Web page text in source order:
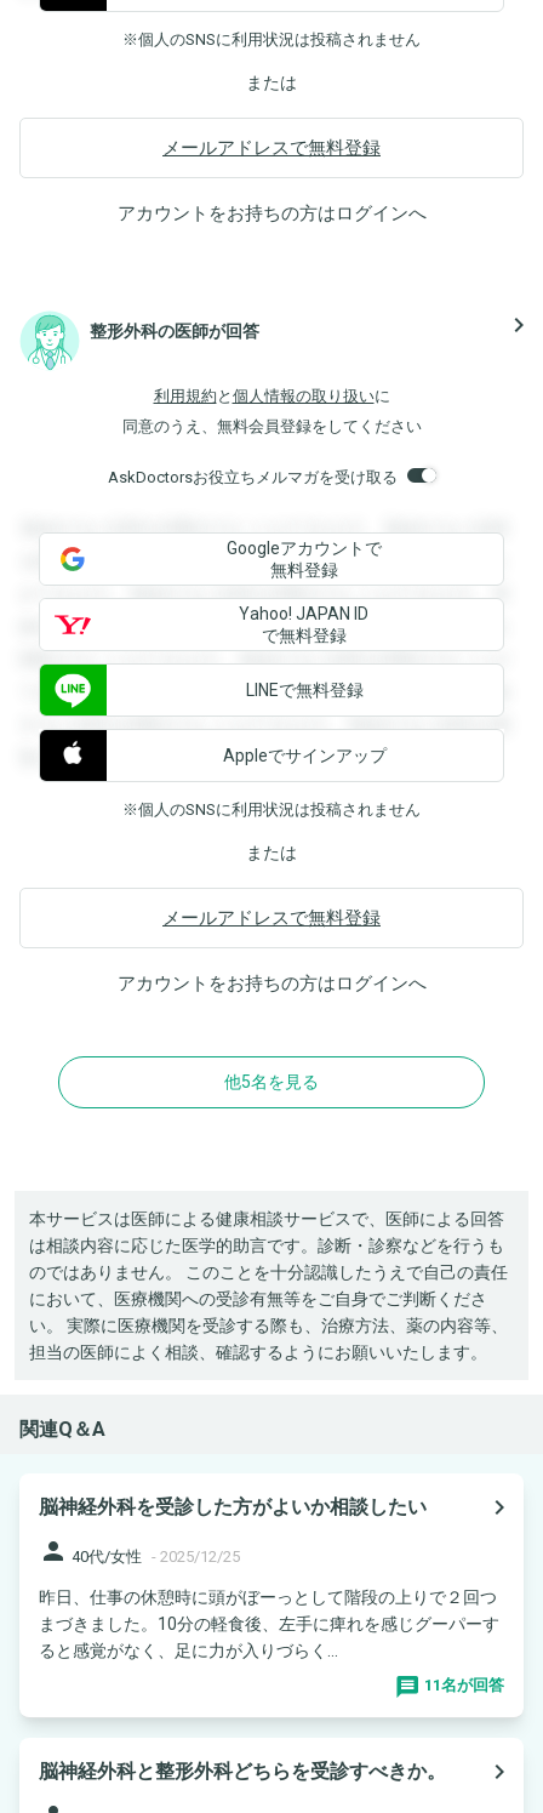
※個人のSNSに利用状況は投稿されません
または
メールアドレスで無料登録
アカウントをお持ちの方はログインへ
整形外科の医師が回答 navigate_next
利用規約 と 個人情報の取り扱いに
同意のうえ、無料会員登録をしてください
AskDoctorsお役立ちメルマガを受け取る
登録すると回答を閲覧することができます。登録すると回答
を閲覧することができます。登録すると回答を閲覧すること
ができます。登録すると回答を閲覧することができます。登
録すると回答を閲覧することができます。登録すると回答を
閲覧することができます。登録すると回答を閲覧することが
できます。登録すると回答を閲覧することができます。登録
すると回答を閲覧することができます。登録すると回答を閲
覧することができます。
Googleアカウントで
無料登録
Yahoo! JAPAN ID
で無料登録
LINEで無料登録
Appleでサインアップ
※個人のSNSに利用状況は投稿されません
または
メールアドレスで無料登録
アカウントをお持ちの方はログインへ
他5名を見る
本サービスは医師による健康相談サービスで、医師による回答
は相談内容に応じた医学的助言です。診断・診察などを行うも
のではありません。 このことを十分認識したうえで自己の責任
において、医療機関への受診有無等をご自身でご判断くださ
い。 実際に医療機関を受診する際も、治療方法、薬の内容等、
担当の医師によく相談、確認するようにお願いいたします。
関連Q＆A
脳神経外科を受診した方がよいか相談したい
navigate_next
person 40代/女性 - 2025/12/25
昨日、仕事の休憩時に頭がぼーっとして階段の上りで２回つ
まづきました。10分の軽食後、左手に痺れを感じグーパーす
ると感覚がなく、足に力が入りづらく...
11名が回答
脳神経外科と整形外科どちらを受診すべきか。
navigate_next